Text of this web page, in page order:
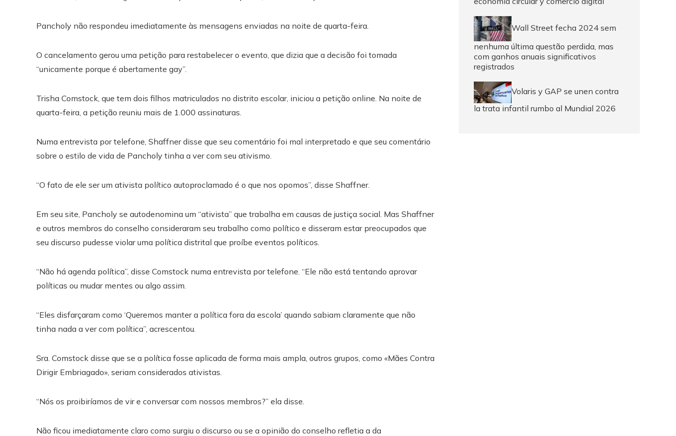
Pancholy não respondeu imediatamente às mensagens enviadas na noite de quarta-feira.
O cancelamento gerou uma petição para restabelecer o evento, que dizia que a decisão foi tomada
“unicamente porque é abertamente gay”.
Trisha Comstock, que tem dois filhos matriculados no distrito escolar, iniciou a petição online. Na noite de
quarta-feira, a petição reuniu mais de 1.000 assinaturas.
Numa entrevista por telefone, Shaffner disse que seu comentário foi mal interpretado e que seu comentário
sobre o estilo de vida de Pancholy tinha a ver com seu ativismo.
“O fato de ele ser um ativista político autoproclamado é o que nos opomos”, disse Shaffner.
Em seu site, Pancholy se autodenomina um “ativista” que trabalha em causas de justiça social. Mas Shaffner
e outros membros do conselho consideraram seu trabalho como político e disseram estar preocupados que
seu discurso pudesse violar uma política distrital que proíbe eventos políticos.
“Não há agenda política”, disse Comstock numa entrevista por telefone. “Ele não está tentando aprovar
políticas ou mudar mentes ou algo assim.
“Eles disfarçaram como ‘Queremos manter a política fora da escola’ quando sabiam claramente que não
tinha nada a ver com política”, acrescentou.
Sra. Comstock disse que se a política fosse aplicada de forma mais ampla, outros grupos, como «Mães Contra
Dirigir Embriagado», seriam considerados ativistas.
“Nós os proibiríamos de vir e conversar com nossos membros?” ela disse.
Não ficou imediatamente claro como surgiu o discurso ou se a opinião do conselho refletia a da
Wall Street fecha 2024 sem
nenhuma última questão perdida, mas
com ganhos anuais significativos
registrados
Volaris y GAP se unen contra
la trata infantil rumbo al Mundial 2026